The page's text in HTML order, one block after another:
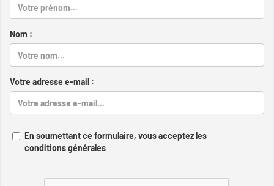
Nom :
Votre adresse e-mail :
En soumettant ce formulaire, vous acceptez les
conditions générales